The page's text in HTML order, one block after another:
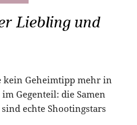
Liebling und
kein Geheimtipp mehr in
Gegenteil: die Samen
echte Shootingstars